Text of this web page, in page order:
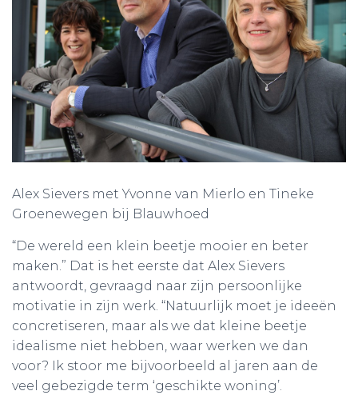
Alex Sievers met Yvonne van Mierlo en Tineke
Groenewegen bij Blauwhoed
“De wereld een klein beetje mooier en beter
maken.” Dat is het eerste dat Alex Sievers
antwoordt, gevraagd naar zijn persoonlijke
motivatie in zijn werk. “Natuurlijk moet je ideeën
concretiseren, maar als we dat kleine beetje
idealisme niet hebben, waar werken we dan
voor? Ik stoor me bijvoorbeeld al jaren aan de
veel gebezigde term ‘geschikte woning’.